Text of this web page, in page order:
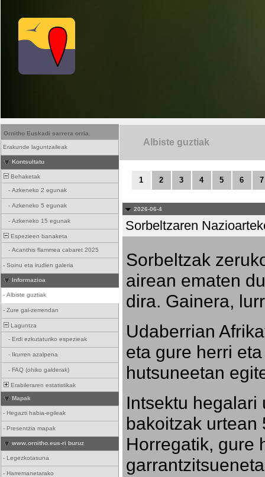
Ornitho Euskadi sarrera orria.
Erakunde laguntzaileak
Kontsultatu
Behaketak
- Azkeneko 2 egunak
- Azkeneko 5 egunak
- Azkeneko 15 egunak
Espezieen banaketa
- Acanthis flammea cabaret 2025
- Soinu eta irudien galeria
Informazioa
- Albiste guztiak
- Zure gai-zerrendan
Laguntza
- Erdi ezkutaturiko espezieak
- Ikurren azalpena
- FAQ (ohiko galderak)
Erabileraren estatistikak
Mapak
- Hegazti habia-egileak
- Presentzia mapak
www.ornitho.eus-ri buruz
- Legezkotasuna
- Harremanetarako
Albiste guztiak
1 2 3 4 5 6 7
2026-06-4
Sorbeltzaren
Sorbeltzak
airean ematen
dira. Gainera,
Udaberrian
eta gure herri
hutsuneetan
Intsektu hegalari
bakoitzak urtean
Horregatik, gure